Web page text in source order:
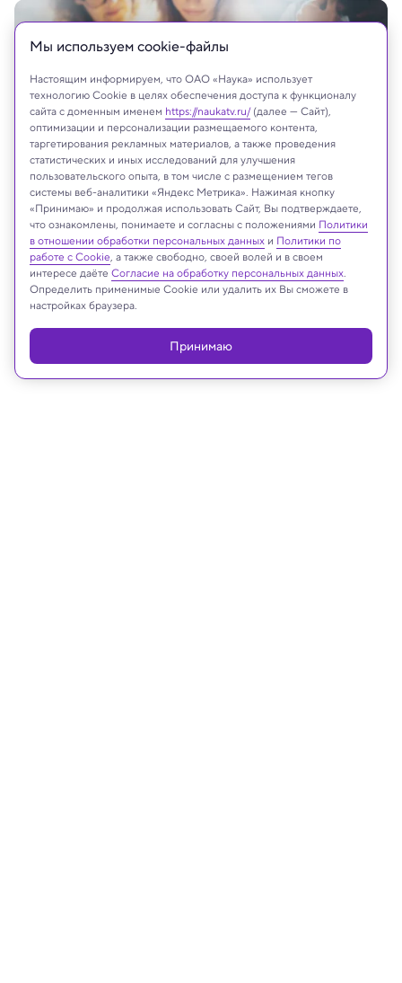
Shutterstock
Мы используем сookie-файлы
Принимаю
Настоящим информируем, что ОАО «Наука» использует
технологию Cookie в целях обеспечения доступа к функционалу
сайта с доменным именем https://naukatv.ru/(далее — Сайт),
оптимизации и персонализации размещаемого контента,
таргетирования рекламных материалов, а также проведения
статистических и иных исследований для улучшения
пользовательского опыта, в том числе с размещением тегов
системы веб-аналитики «Яндекс Метрика». Нажимая кнопку
«Принимаю» и продолжая использовать Сайт, Вы подтверждаете,
что ознакомлены, понимаете и согласны с положениями Политики
в отношении обработки персональных данных и Политики по
работе с Cookie, а также свободно, своей волей и в своем
интересе даёте Согласие на обработку персональных данных.
Определить применимые Cookie или удалить их Вы сможете в
настройках браузера.